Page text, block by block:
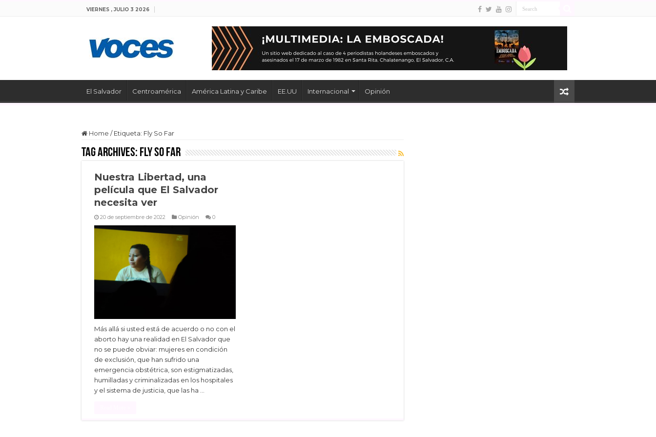
VIERNES , JULIO 3 2026
El Salvador Centroamérica América Latina y Caribe EE.UU Internacional Opinión
Home / Etiqueta: Fly So Far
Tag Archives: Fly So Far
Nuestra Libertad, una
película que El Salvador
necesita ver
20 de septiembre de 2022 Opinión 0
Más allá si usted está de acuerdo o no con el
aborto hay una realidad en El Salvador que
no se puede obviar: mujeres en condición
de exclusión, que han sufrido una
emergencia obstétrica, son estigmatizadas,
humilladas y criminalizadas en los hospitales
y el sistema de justicia, que las ha …